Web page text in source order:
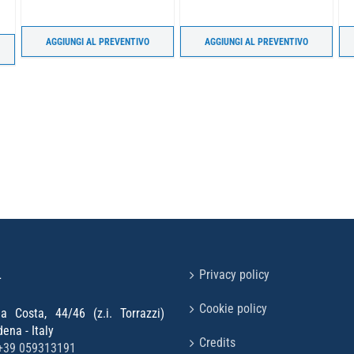
AGGIUNGI AL PREVENTIVO AGGIUNGI AL PREVENTIVO
Costa, 44/46 (z.i. Torrazzi)
- Italy
059313191
Privacy policy
Cookie policy
Credits